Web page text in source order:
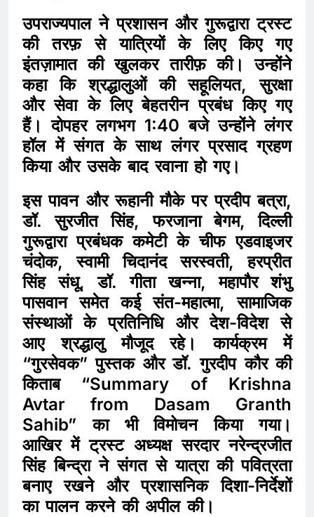
उपराज्यपाल ने प्रशासन और गुरूद्वारा ट्रस्ट
की तरफ़ से यात्रियों के लिए किए गए
इंतज़ामात की खुलकर तारीफ़ की। उन्होंने
कहा कि श्रद्धालुओं की सहूलियत, सुरक्षा
और सेवा के लिए बेहतरीन प्रबंध किए गए
हैं। दोपहर लगभग 1:40 बजे उन्होंने लंगर
हॉल में संगत के साथ लंगर प्रसाद ग्रहण
किया और उसके बाद रवाना हो गए।
इस पावन और रूहानी मौके पर प्रदीप बत्रा,
डॉ. सुरजीत सिंह, फरजाना बेगम, दिल्ली
गुरूद्वारा प्रबंधक कमेटी के चीफ एडवाइजर
चंदोक, स्वामी चिदानंद सरस्वती, हरप्रीत
सिंह संधू, डॉ. गीता खन्ना, महापौर शंभु
पासवान समेत कई संत-महात्मा, सामाजिक
संस्थाओं के प्रतिनिधि और देश-विदेश से
आए श्रद्धालु मौजूद रहे। कार्यक्रम में
“गुरसेवक” पुस्तक और डॉ. गुरदीप कौर की
किताब “Summary of Krishna
Avtar from Dasam Granth
Sahib” का भी विमोचन किया गया।
आखिर में ट्रस्ट अध्यक्ष सरदार नरेन्द्रजीत
सिंह बिन्द्रा ने संगत से यात्रा की पवित्रता
बनाए रखने और प्रशासनिक दिशा-निर्देशों
का पालन करने की अपील की।